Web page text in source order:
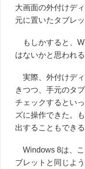
大画面の外付けデ
元に置いたタブレ
もしかすると、
はないかと思われ
実際、外付けデ
きつつ、手元のタ
チェックするとい
ズに操作できた。
出することもでき
Windows 8は、こ
ブレットと同じよ